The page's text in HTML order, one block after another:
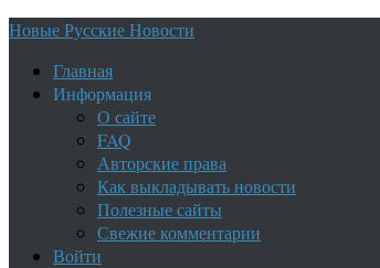
Новые Русские Новости
Главная
Информация
О сайте
FAQ
Авторские права
Как выкладывать новости
Полезные сайты
Свежие комментарии
Войти